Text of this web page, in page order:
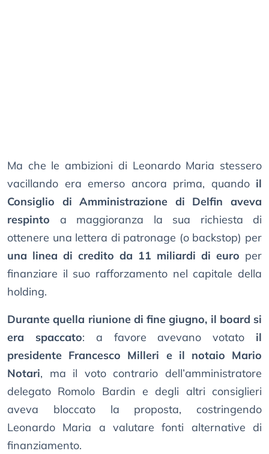
Ma che le ambizioni di Leonardo Maria stessero
vacillando era emerso ancora prima, quando il
Consiglio di Amministrazione di Delfin aveva
respinto a maggioranza la sua richiesta di
ottenere una lettera di patronage (o backstop) per
una linea di credito da 11 miliardi di euro per
finanziare il suo rafforzamento nel capitale della
holding.
Durante quella riunione di fine giugno, il board si
era spaccato: a favore avevano votato il
presidente Francesco Milleri e il notaio Mario
Notari, ma il voto contrario dell’amministratore
delegato Romolo Bardin e degli altri consiglieri
aveva bloccato la proposta, costringendo
Leonardo Maria a valutare fonti alternative di
finanziamento.